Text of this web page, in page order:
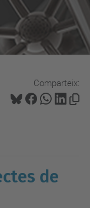
Comparteix:
de